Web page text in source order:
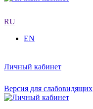
RU
EN
Личный кабинет
Версия для слабовидящих